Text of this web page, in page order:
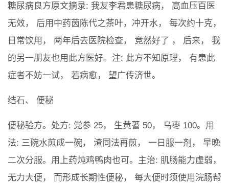
糖尿病良方原文摘录: 我友李君患糖尿病， 高血压百医
无效， 后用中药茵陈代之茶叶，冲开水， 每次约十克，
日常饮用， 两年后去医院检查， 竞然好了 ， 后来， 我
的另一朋友也用此方医好。注: 此方不知原理， 有患此
症者不妨一试， 若病愈， 望广传济世。
结石、 便秘
便秘验方。处方: 党参 25， 生黄蓍 50， 乌枣 100。用
法: 三碗水煎成一碗， 渣同法再煎， 一日服一剂， 早晚
二次分服。用上药炖鸡鸭肉也可。主治: 肌肠能力虚弱，
无力大便， 而形成长期性便秘， 每大便时须使用浣肠帮